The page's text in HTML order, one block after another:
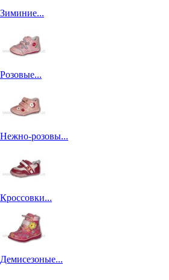
Зиминие...
Розовые...
Нежно-розовы...
Кроссовки...
Демисезоные...